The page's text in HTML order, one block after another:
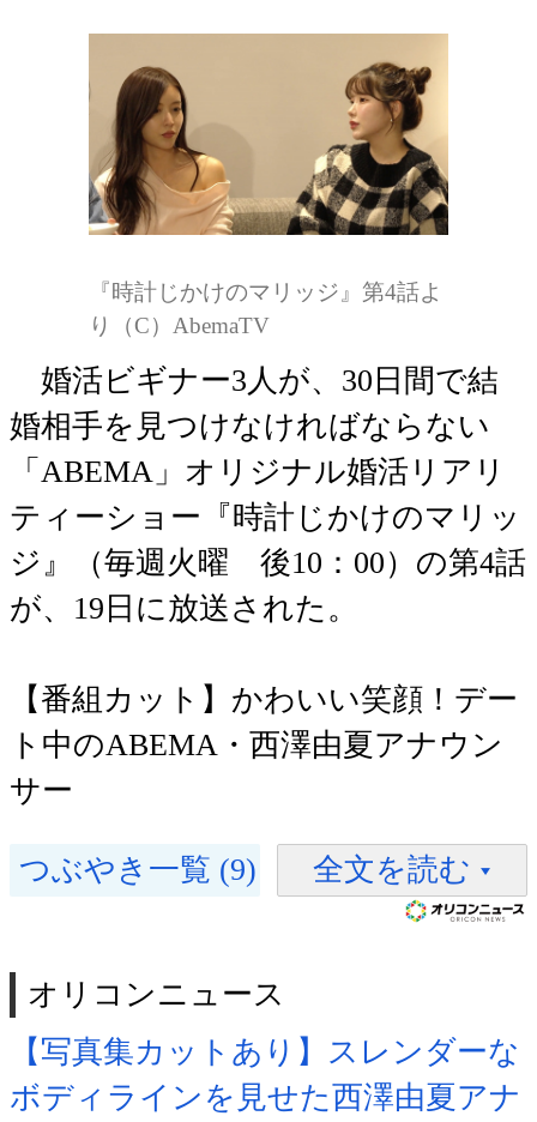
『時計じかけのマリッジ』第4話よ
り（C）AbemaTV
婚活ビギナー3人が、30日間で結
婚相手を見つけなければならない
「ABEMA」オリジナル婚活リアリ
ティーショー『時計じかけのマリッ
ジ』（毎週火曜 後10：00）の第4話
が、19日に放送された。
【番組カット】かわいい笑顔！デー
ト中のABEMA・西澤由夏アナウン
サー
つぶやき一覧 (9) 全文を読む
オリコンニュース
【写真集カットあり】スレンダーな
ボディラインを見せた西澤由夏アナ